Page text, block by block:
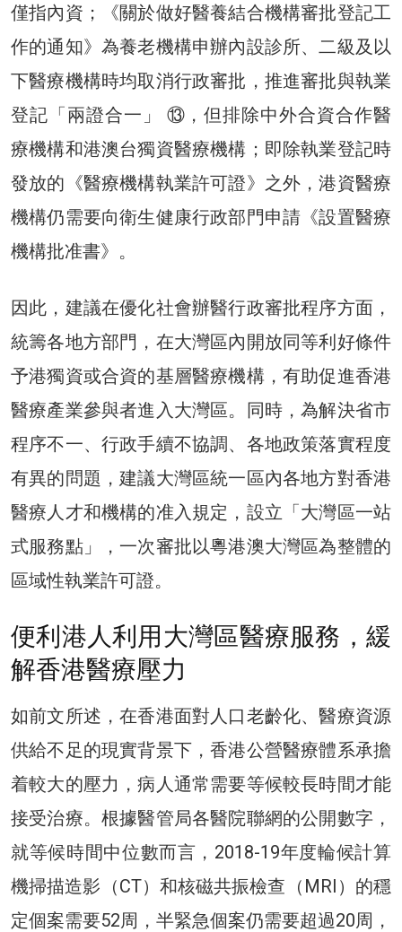
僅指內資；《關於做好醫養結合機構審批登記工
作的通知》為養老機構申辦內設診所、二級及以
下醫療機構時均取消行政審批，推進審批與執業
登記「兩證合一」 ⑬，但排除中外合資合作醫
療機構和港澳台獨資醫療機構；即除執業登記時
發放的《醫療機構執業許可證》之外，港資醫療
機構仍需要向衛生健康行政部門申請《設置醫療
機構批准書》。
因此，建議在優化社會辦醫行政審批程序方面，
統籌各地方部門，在大灣區內開放同等利好條件
予港獨資或合資的基層醫療機構，有助促進香港
醫療產業參與者進入大灣區。同時，為解決省市
程序不一、行政手續不協調、各地政策落實程度
有異的問題，建議大灣區統一區內各地方對香港
醫療人才和機構的准入規定，設立「大灣區一站
式服務點」，一次審批以粵港澳大灣區為整體的
區域性執業許可證。
便利港人利用大灣區醫療服務，緩
解香港醫療壓力
如前文所述，在香港面對人口老齡化、醫療資源
供給不足的現實背景下，香港公營醫療體系承擔
着較大的壓力，病人通常需要等候較長時間才能
接受治療。根據醫管局各醫院聯網的公開數字，
就等候時間中位數而言，2018-19年度輪候計算
機掃描造影（CT）和核磁共振檢查（MRI）的穩
定個案需要52周，半緊急個案仍需要超過20周，